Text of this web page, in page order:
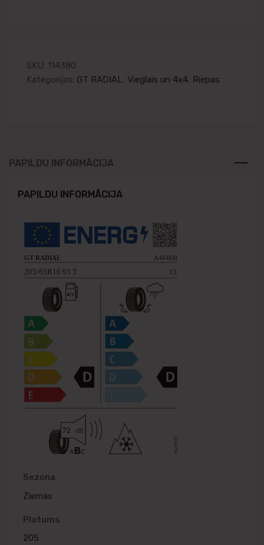
SKU: 114380
Kategorijas: GT RADIAL, Vieglais un 4x4, Riepas
PAPILDU INFORMĀCIJA
PAPILDU INFORMĀCIJA
Sezona
Ziemas
Platums
205